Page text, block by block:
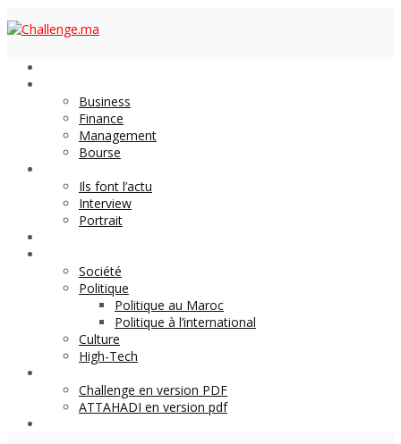
Business
Finance
Management
Bourse
Ils font l’actu
Interview
Portrait
Société
Politique
Politique au Maroc
Politique à l’international
Culture
High-Tech
Challenge en version PDF
ATTAHADI en version pdf